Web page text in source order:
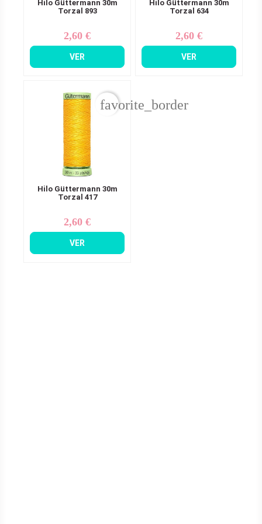
Hilo Güttermann 30m
Torzal 893
Precio
2,60 €
VER
Hilo Güttermann 30m
Torzal 634
Precio
2,60 €
VER
Hilo Güttermann 30m
Torzal 417
Precio
2,60 €
VER
favorite_border